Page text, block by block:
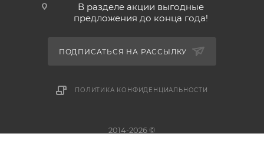
В разделе акции выгодные
предложения до конца года!
ПОДПИСАТЬСЯ НА РАССЫЛКУ
ПОЛИТИКА КОНФИДЕНЦИАЛЬНОСТИ
2014-2026 ©